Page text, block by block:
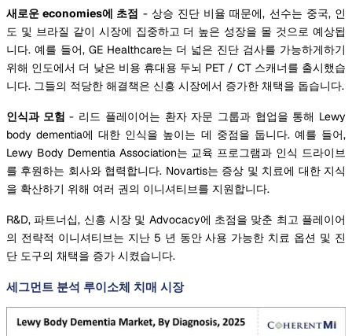
새로운 economies에 초점 - 상승 진단 비율 때문에, 선수는 중국, 인
도 및 브라질 같이 시장에 집중하고 더 높은 성장을 몰 것으로 예상됩
니다. 예를 들어, GE Healthcare는 더 넓은 진단 검사를 가능하게하기
위해 인도에서 더 낮은 비용 휴대용 두뇌 PET / CT 스캐너를 출시했습
니다. 그들의 적당한 해결책은 신흥 시장에서 증가한 채택을 돕습니다.
인식과 모험 - 리드 플레이어는 환자 자문 그룹과 협업을 통해 Lewy
body dementia에 대한 인식을 높이는 데 중점을 둡니다. 예를 들어,
Lewy Body Dementia Association는 교육 프로그램과 인식 드라이브
를 후원하는 회사와 협력합니다. Novartis는 증상 및 치료에 대한 지식
을 확산하기 위해 여러 권의 이니셔티브를 지원합니다.
R&D, 파트너십, 신흥 시장 및 Advocacy에 초점을 맞춘 최고 플레이어
의 전략적 이니셔티브는 지난 5 년 동안 사용 가능한 치료 옵션 및 진
단 도구의 채택을 증가 시켰습니다.
세그먼트 분석 루이소체 치매 시장